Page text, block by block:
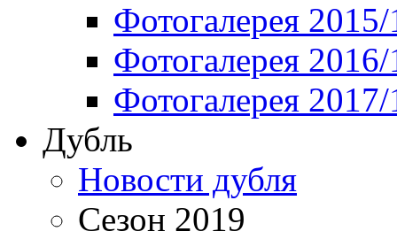
Фотогалерея
Фотогалерея
Фотогалерея
Дубль
Новости дубля
Сезон 2019